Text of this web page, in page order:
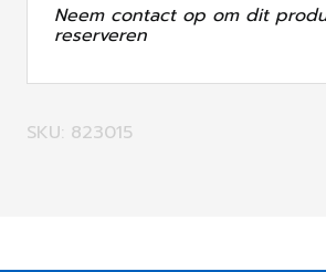
Neem contact op om dit
reserveren
SKU: 823015